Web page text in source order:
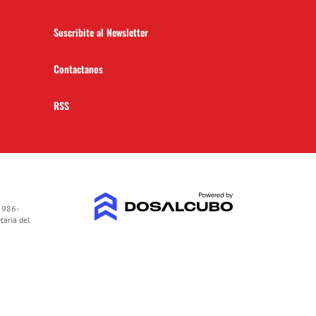
Suscribite al Newsletter
Contactanos
RSS
986-
del